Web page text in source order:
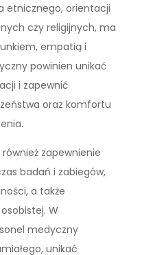
etnicznego, orientacji
czy religijnych, ma
empatią i
powinien unikać
i zapewnić
oraz komfortu
zapewnienie
badań i zabiegów,
a także
W
medyczny
unikać